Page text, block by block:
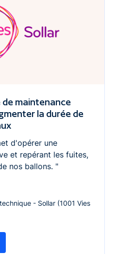
maintenance
la durée de
d'opérer une
et repérant les fuites,
nos ballons. "
- Sollar (1001 Vies